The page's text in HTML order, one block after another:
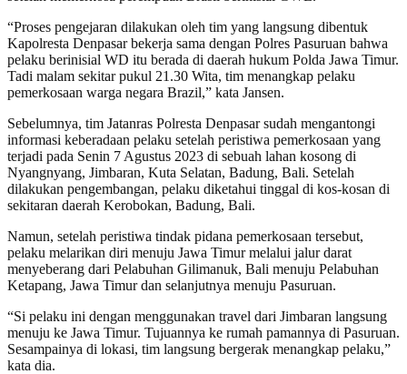
“Proses pengejaran dilakukan oleh tim yang langsung dibentuk
Kapolresta Denpasar bekerja sama dengan Polres Pasuruan bahwa
pelaku berinisial WD itu berada di daerah hukum Polda Jawa Timur.
Tadi malam sekitar pukul 21.30 Wita, tim menangkap pelaku
pemerkosaan warga negara Brazil,” kata Jansen.
Sebelumnya, tim Jatanras Polresta Denpasar sudah mengantongi
informasi keberadaan pelaku setelah peristiwa pemerkosaan yang
terjadi pada Senin 7 Agustus 2023 di sebuah lahan kosong di
Nyangnyang, Jimbaran, Kuta Selatan, Badung, Bali. Setelah
dilakukan pengembangan, pelaku diketahui tinggal di kos-kosan di
sekitaran daerah Kerobokan, Badung, Bali.
Namun, setelah peristiwa tindak pidana pemerkosaan tersebut,
pelaku melarikan diri menuju Jawa Timur melalui jalur darat
menyeberang dari Pelabuhan Gilimanuk, Bali menuju Pelabuhan
Ketapang, Jawa Timur dan selanjutnya menuju Pasuruan.
“Si pelaku ini dengan menggunakan travel dari Jimbaran langsung
menuju ke Jawa Timur. Tujuannya ke rumah pamannya di Pasuruan.
Sesampainya di lokasi, tim langsung bergerak menangkap pelaku,”
kata dia.